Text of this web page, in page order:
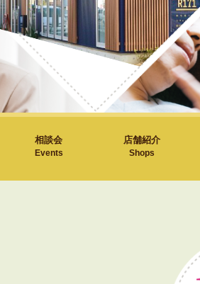
相談会
Events
店舗紹介
Shops